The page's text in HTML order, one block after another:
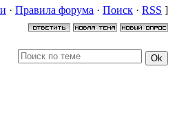
· Правила форума · Поиск · RSS ]